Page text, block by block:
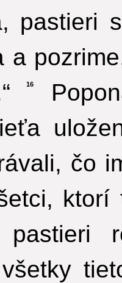
pastieri
a
16
čo
ktorí